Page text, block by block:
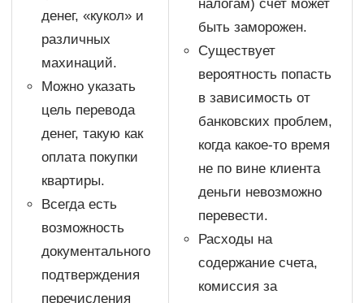
денег, «кукол» и
различных
махинаций.
Можно указать
цель перевода
денег, такую как
оплата покупки
квартиры.
Всегда есть
возможность
документального
подтверждения
перечисления
налогам) счет может
быть заморожен.
Существует
вероятность попасть
в зависимость от
банковских проблем,
когда какое-­то время
не по вине клиента
деньги невозможно
перевести.
Расходы на
содержание счета,
комиссия за